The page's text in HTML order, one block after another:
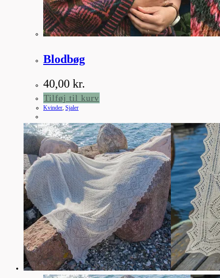
Blodbøg
40,00 kr.
Tilføj til kurv
Kvinder, Sjaler